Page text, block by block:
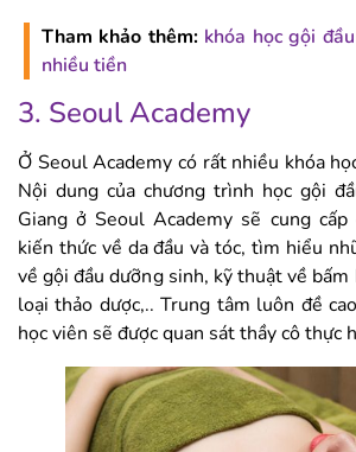
Tham khảo thêm: khóa học gội
nhiều tiền
3. Seoul Academy
Ở Seoul Academy có rất nhiều khóa
Nội dung của chương trình học gội
Giang ở Seoul Academy sẽ cung cấp
kiến thức về da đầu và tóc, tìm hiểu
về gội đầu dưỡng sinh, kỹ thuật về
loại thảo dược,.. Trung tâm luôn đề
học viên sẽ được quan sát thầy cô thực